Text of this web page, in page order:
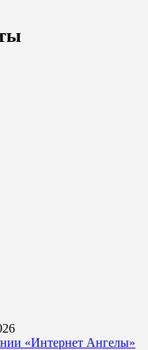
«Интернет Ангелы»